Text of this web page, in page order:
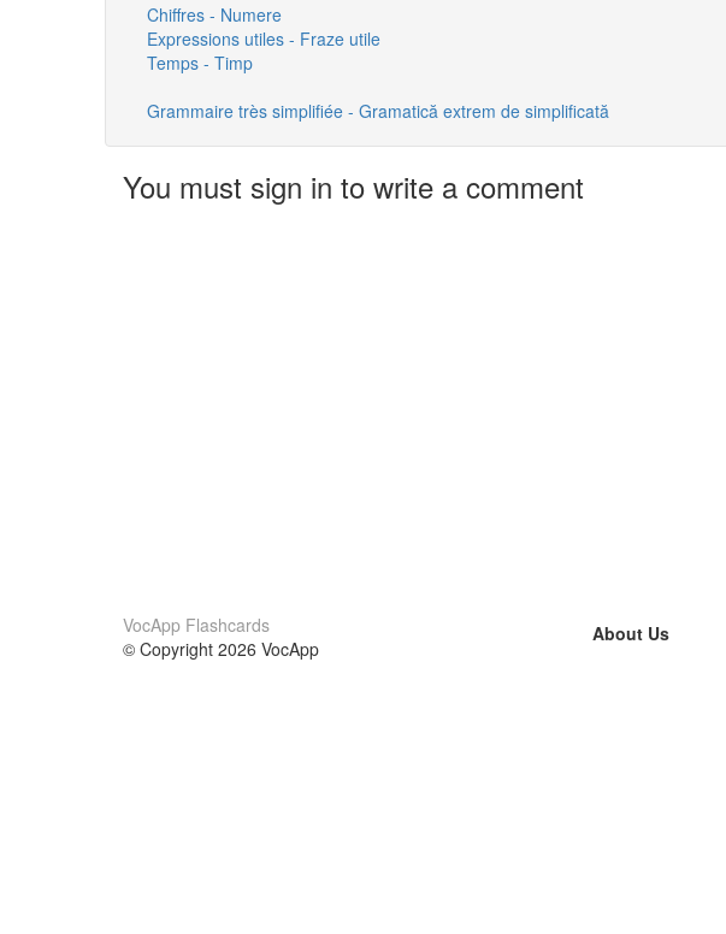
Chiffres - Numere
Expressions utiles - Fraze utile
Temps - Timp
Grammaire très simplifiée - Gramatică extrem de simplificată
You must sign in to write a comment
VocApp Flashcards
© Copyright 2026 VocApp
About Us